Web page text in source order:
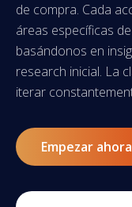
de compra. Cada
áreas específicas
basándonos en
research inicial. La
iterar
Empezar ahora